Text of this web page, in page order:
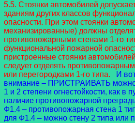
5.5. Стоянки автомобилей
зданиям других классов
опасности. При этом стоянки
механизированные) должны
противопожарными стенами 1-го
функциональной пожарной
пристроенные стоянки
следует отделять
или перегородками 1-го типа.
И
внимание – ПРИСТРАИВАТЬ можно
1 и 2 степени огнестойкости, как в
наличие противопожарной
Ф1.4 – противопожарная стена 1
для Ф1.4 – можно стену 2 типа или